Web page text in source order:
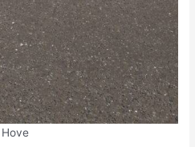
Hove